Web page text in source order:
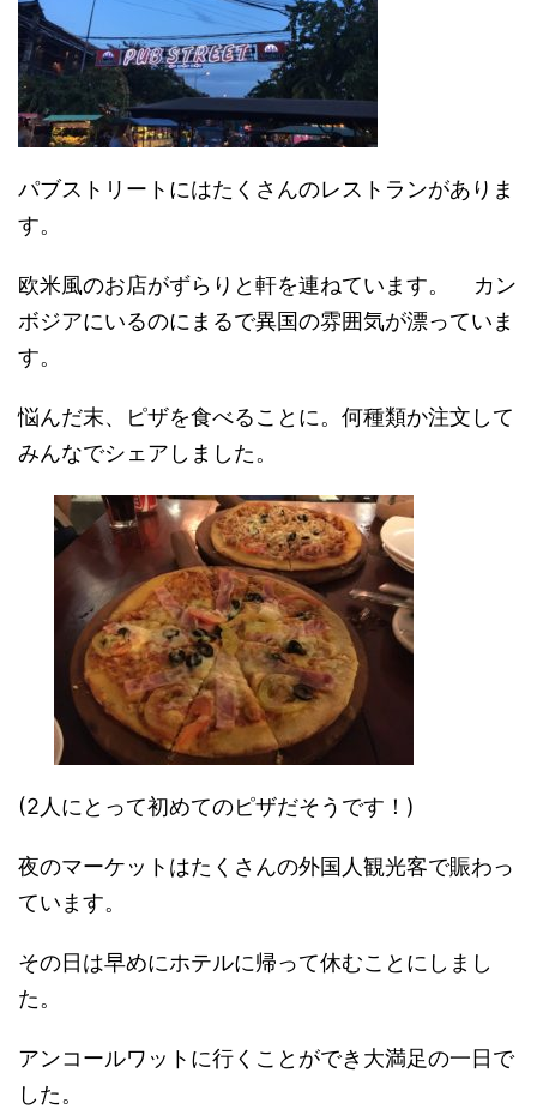
パブストリートにはたくさんのレストランがありま
す。
欧米風のお店がずらりと軒を連ねています。 カン
ボジアにいるのにまるで異国の雰囲気が漂っていま
す。
悩んだ末、ピザを食べることに。何種類か注文して
みんなでシェアしました。
(2人にとって初めてのピザだそうです！)
夜のマーケットはたくさんの外国人観光客で賑わっ
ています。
その日は早めにホテルに帰って休むことにしまし
た。
アンコールワットに行くことができ大満足の一日で
した。